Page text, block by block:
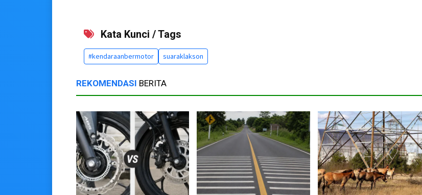
Kata Kunci / Tags
#kendaraanbermotor suaraklakson
REKOMENDASI BERITA